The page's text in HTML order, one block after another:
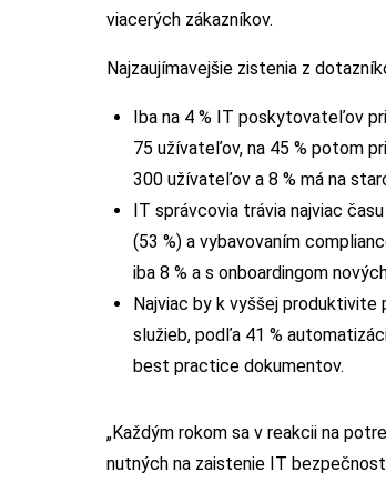
viacerých zákazníkov.
Najzaujímavejšie zistenia z
Iba na 4 % IT poskytovateľov
75 užívateľov, na 45 % potom
300 užívateľov a 8 % má na
IT správcovia trávia najviac
(53 %) a vybavovaním
iba 8 % a s onboardingom
Najviac by k vyššej
služieb, podľa 41 %
best practice dokumentov.
„Každým rokom sa v reakcii na
nutných na zaistenie IT